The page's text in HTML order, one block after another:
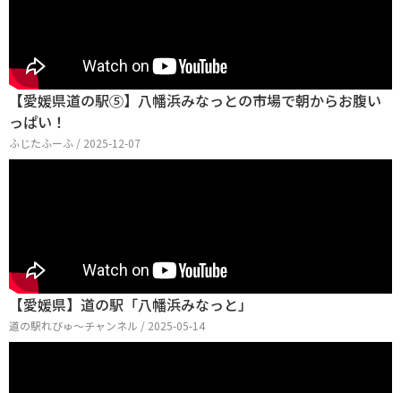
【愛媛県道の駅⑤】八幡浜みなっとの市場で朝からお腹い
っぱい！
ふじたふーふ / 2025-12-07
【愛媛県】道の駅「八幡浜みなっと」
道の駅れびゅ〜チャンネル / 2025-05-14